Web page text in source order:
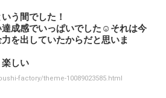
う間でした！
成感でいっぱいでした☺️それは今
を出していたからだと思いま
しい
factory/theme-10089023585.html